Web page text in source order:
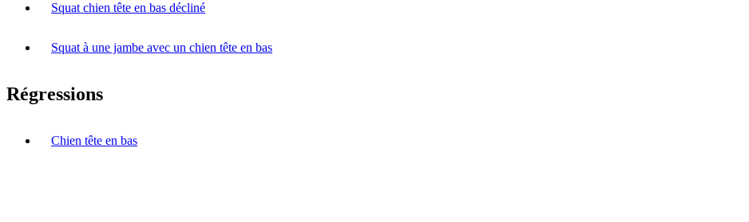
Squat chien tête en bas décliné
Squat à une jambe avec un chien tête en bas
Régressions
Chien tête en bas